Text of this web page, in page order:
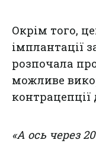
Окрім того,
імплантації
розпочала
можливе
контрацепції
«А ось через